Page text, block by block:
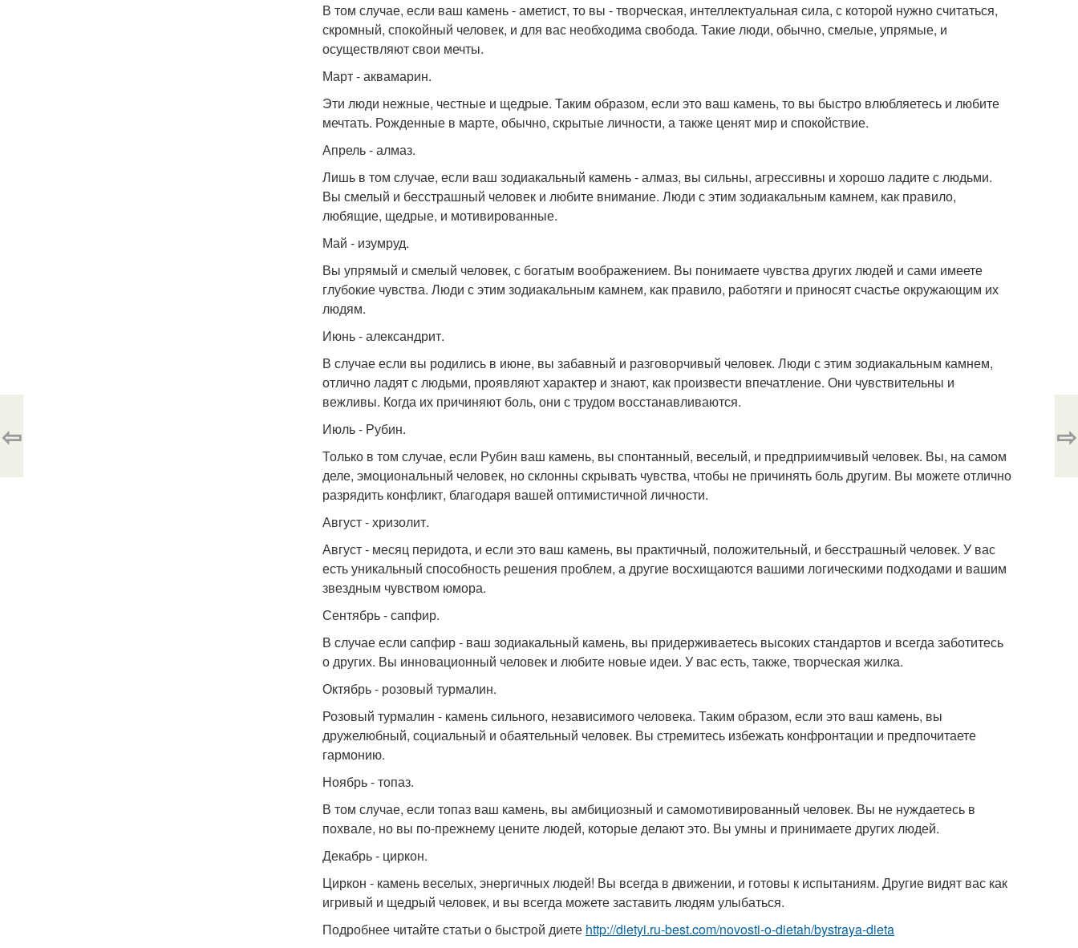
В том случае, если ваш камень - аметист, то вы - творческая, интеллектуальная сила, с которой нужно считаться,
скромный, спокойный человек, и для вас необходима свобода. Такие люди, обычно, смелые, упрямые, и
осуществляют свои мечты.
Март - аквамарин.
Эти люди нежные, честные и щедрые. Таким образом, если это ваш камень, то вы быстро влюбляетесь и любите
мечтать. Рожденные в марте, обычно, скрытые личности, а также ценят мир и спокойствие.
Апрель - алмаз.
Лишь в том случае, если ваш зодиакальный камень - алмаз, вы сильны, агрессивны и хорошо ладите с людьми.
Вы смелый и бесстрашный человек и любите внимание. Люди с этим зодиакальным камнем, как правило,
любящие, щедрые, и мотивированные.
Май - изумруд.
Вы упрямый и смелый человек, с богатым воображением. Вы понимаете чувства других людей и сами имеете
глубокие чувства. Люди с этим зодиакальным камнем, как правило, работяги и приносят счастье окружающим их
людям.
Июнь - александрит.
В случае если вы родились в июне, вы забавный и разговорчивый человек. Люди с этим зодиакальным камнем,
отлично ладят с людьми, проявляют характер и знают, как произвести впечатление. Они чувствительны и
вежливы. Когда их причиняют боль, они с трудом восстанавливаются.
Июль - Рубин.
Только в том случае, если Рубин ваш камень, вы спонтанный, веселый, и предприимчивый человек. Вы, на самом
деле, эмоциональный человек, но склонны скрывать чувства, чтобы не причинять боль другим. Вы можете отлично
разрядить конфликт, благодаря вашей оптимистичной личности.
Август - хризолит.
Август - месяц перидота, и если это ваш камень, вы практичный, положительный, и бесстрашный человек. У вас
есть уникальный способность решения проблем, а другие восхищаются вашими логическими подходами и вашим
звездным чувством юмора.
Сентябрь - сапфир.
В случае если сапфир - ваш зодиакальный камень, вы придерживаетесь высоких стандартов и всегда заботитесь
о других. Вы инновационный человек и любите новые идеи. У вас есть, также, творческая жилка.
Октябрь - розовый турмалин.
Розовый турмалин - камень сильного, независимого человека. Таким образом, если это ваш камень, вы
дружелюбный, социальный и обаятельный человек. Вы стремитесь избежать конфронтации и предпочитаете
гармонию.
Ноябрь - топаз.
В том случае, если топаз ваш камень, вы амбициозный и самомотивированный человек. Вы не нуждаетесь в
похвале, но вы по-прежнему цените людей, которые делают это. Вы умны и принимаете других людей.
Декабрь - циркон.
Циркон - камень веселых, энергичных людей! Вы всегда в движении, и готовы к испытаниям. Другие видят вас как
игривый и щедрый человек, и вы всегда можете заставить людям улыбаться.
Подробнее читайте статьи о быстрой диете http://dietyi.ru-best.com/novosti-o-dietah/bystraya-dieta
⇦ ⇨